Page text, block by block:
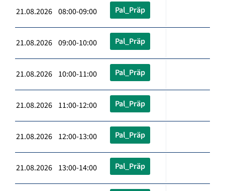
21.08.2026 08:00-09:00 Pal_Präp
21.08.2026 09:00-10:00 Pal_Präp
21.08.2026 10:00-11:00 Pal_Präp
21.08.2026 11:00-12:00 Pal_Präp
21.08.2026 12:00-13:00 Pal_Präp
21.08.2026 13:00-14:00 Pal_Präp